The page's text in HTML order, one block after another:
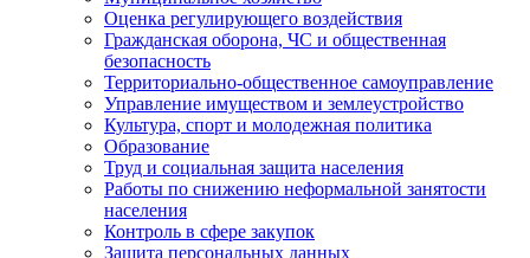
Оценка регулирующего воздействия
Гражданская оборона, ЧС и общественная
безопасность
Территориально-общественное самоуправление
Управление имуществом и землеустройство
Культура, спорт и молодежная политика
Образование
Труд и социальная защита населения
Работы по снижению неформальной занятости
населения
Контроль в сфере закупок
Защита персональных данных